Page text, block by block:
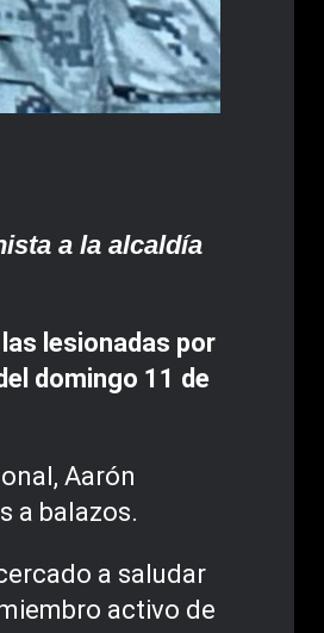
a la alcaldía
lesionadas por
domingo 11 de
Aarón
a balazos.
a saludar
activo de